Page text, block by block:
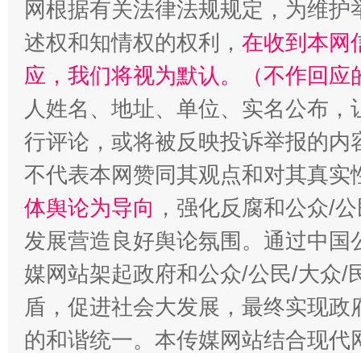
网根据有关法律法规规定，为维
述权和知情权的权利， 在收到本网
应，我们将视为默认。（不作回应
人姓名、地址、单位、实名公布
行评论，或将被反映投诉举报的
不代表本网赞同其观点和对其真实
体舆论为导向 ，强化反腐和公众/
发展营造良好舆论氛围。通过中
媒网站架起政府和公众/公民/大众/
盾，促进社会大发展，最终实现
的和谐统一。本传媒网站结合现